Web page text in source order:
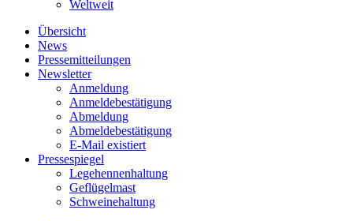
Weltweit
Übersicht
News
Pressemitteilungen
Newsletter
Anmeldung
Anmeldebestätigung
Abmeldung
Abmeldebestätigung
E-Mail existiert
Pressespiegel
Legehennenhaltung
Geflügelmast
Schweinehaltung